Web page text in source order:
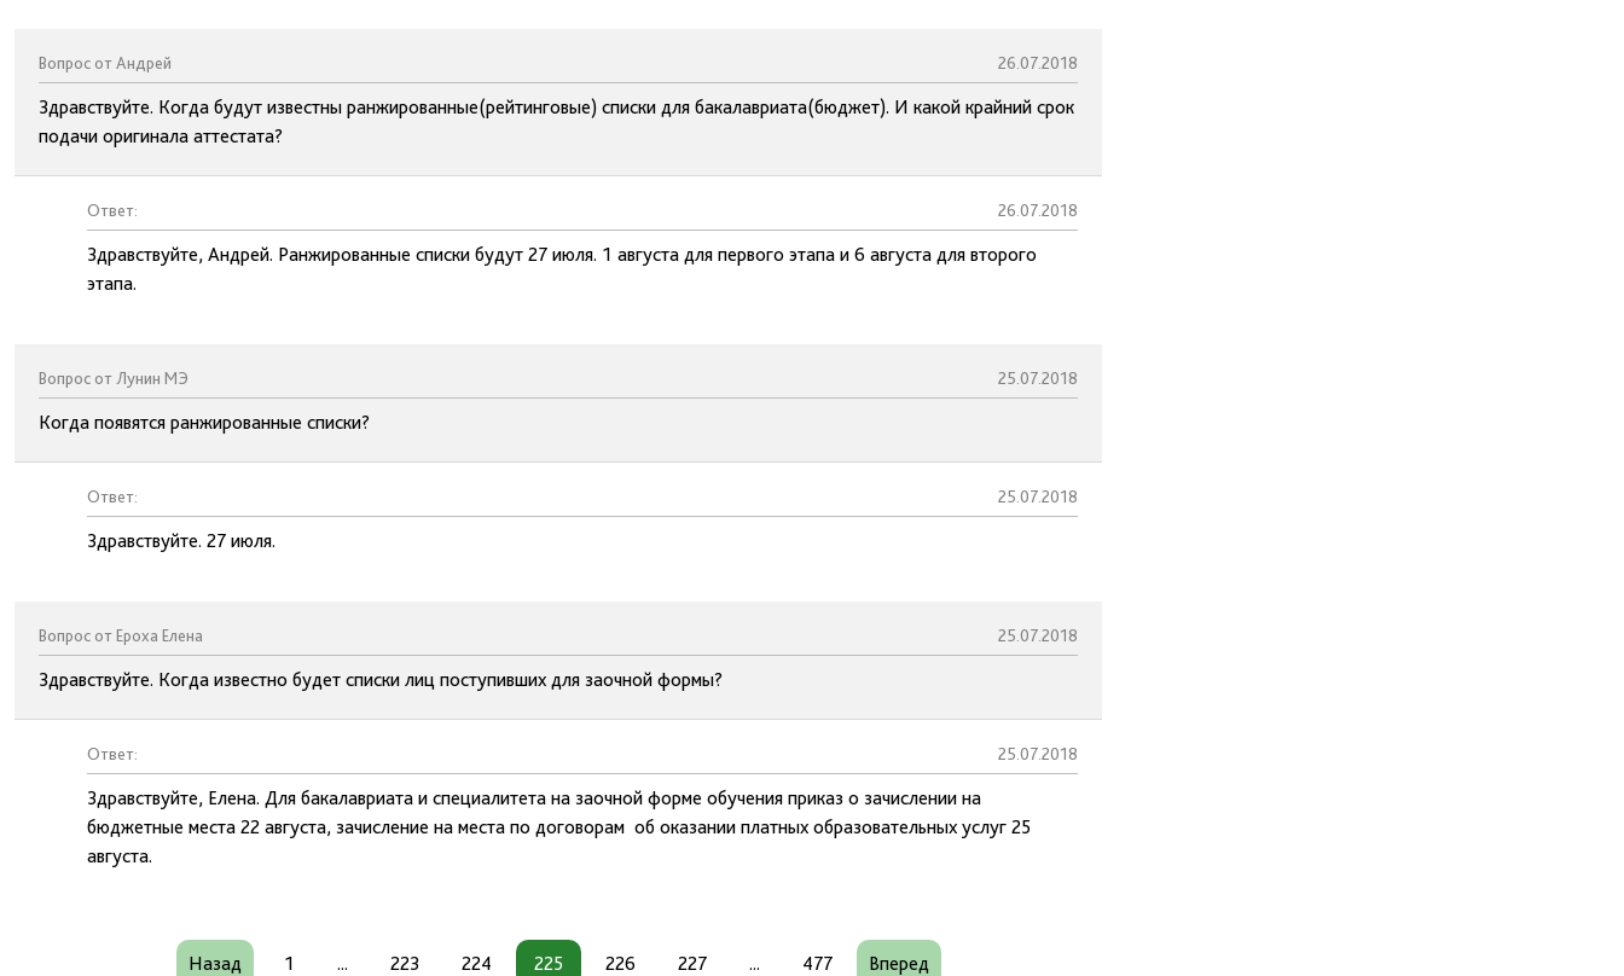
Вопрос от Андрей 26.07.2018
Здравствуйте. Когда будут известны ранжированные(рейтинговые) списки для бакалавриата(бюджет). И какой крайний срок
подачи оригинала аттестата?
Ответ: 26.07.2018
Здравствуйте, Андрей. Ранжированные списки будут 27 июля. 1 августа для первого этапа и 6 августа для второго
этапа.
Вопрос от Лунин МЭ 25.07.2018
Когда появятся ранжированные списки?
Ответ: 25.07.2018
Здравствуйте. 27 июля.
Вопрос от Ероха Елена 25.07.2018
Здравствуйте. Когда известно будет списки лиц поступивших для заочной формы?
Ответ: 25.07.2018
Здравствуйте, Елена. Для бакалавриата и специалитета на заочной форме обучения приказ о зачислении на
бюджетные места 22 августа, зачисление на места по договорам об оказании платных образовательных услуг 25
августа.
Назад 1 ... 223 224 225 226 227 ... 477 Вперед